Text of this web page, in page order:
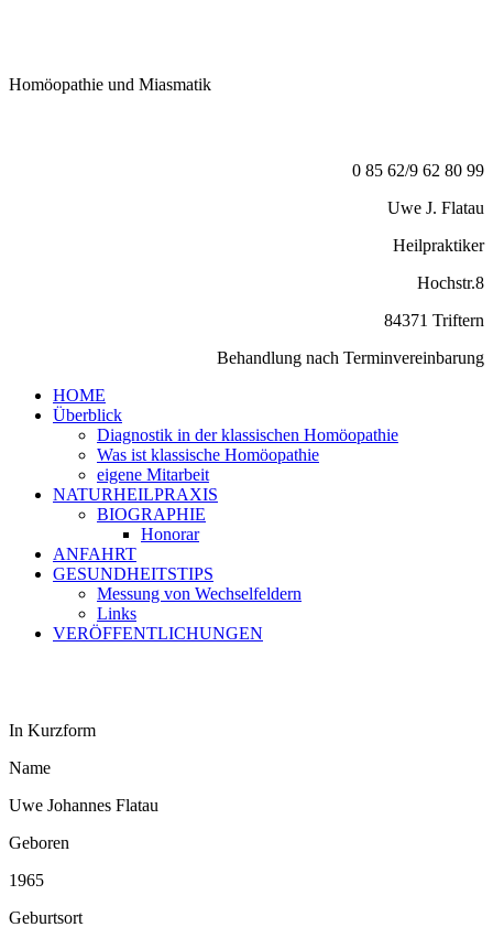
Homöopathie und Miasmatik
0 85 62/9 62 80 99
Uwe J. Flatau
Heilpraktiker
Hochstr.8
84371 Triftern
Behandlung nach Terminvereinbarung
HOME
Überblick
Diagnostik in der klassischen Homöopathie
Was ist klassische Homöopathie
eigene Mitarbeit
NATURHEILPRAXIS
BIOGRAPHIE
Honorar
ANFAHRT
GESUNDHEITSTIPS
Messung von Wechselfeldern
Links
VERÖFFENTLICHUNGEN
In Kurzform
Name
Uwe Johannes Flatau
Geboren
1965
Geburtsort